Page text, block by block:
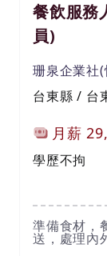
餐飲服務
員)
珊泉企業社
台東縣 / 台
月薪
學歷不拘
準備食材，
送，處理內